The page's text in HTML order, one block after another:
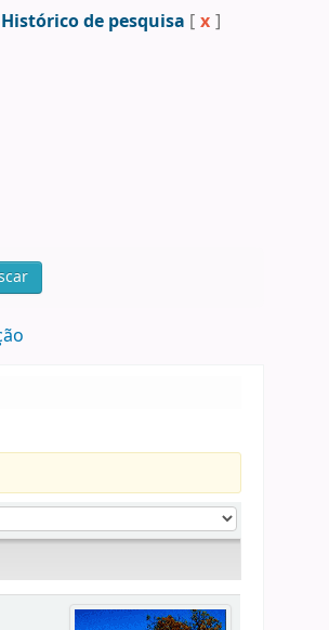
Histórico de pesquisa [ x ]